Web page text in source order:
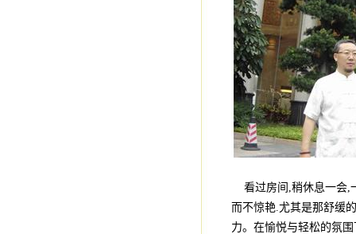
看过房间,稍休息一会,
而不惊艳.尤其是那舒缓
力。在愉悦与轻松的氛